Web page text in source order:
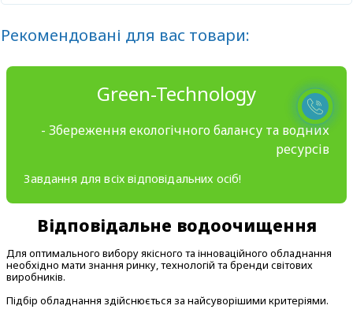
Рекомендовані для вас товари:
Green-Technology
- Збереження екологічного балансу та водних
ресурсів
Завдання для всіх відповідальних осіб!
Відповідальне водоочищення
Для оптимального вибору якісного та інноваційного обладнання
необхідно мати знання ринку, технологій та бренди світових
виробників.
Підбір обладнання здійснюється за найсуворішими критеріями.